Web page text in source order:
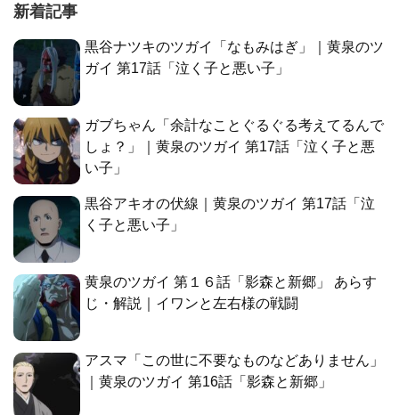
新着記事
黒谷ナツキのツガイ「なもみはぎ」｜黄泉のツ
ガイ 第17話「泣く子と悪い子」
ガブちゃん「余計なことぐるぐる考えてるんで
しょ？」｜黄泉のツガイ 第17話「泣く子と悪
い子」
黒谷アキオの伏線｜黄泉のツガイ 第17話「泣
く子と悪い子」
黄泉のツガイ 第１６話「影森と新郷」 あらす
じ・解説｜イワンと左右様の戦闘
アスマ「この世に不要なものなどありません」
｜黄泉のツガイ 第16話「影森と新郷」